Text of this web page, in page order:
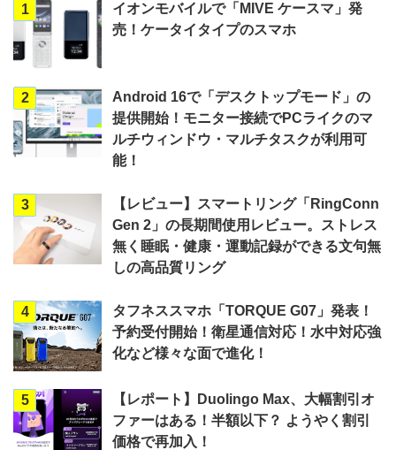
1
イオンモバイルで「MIVE ケースマ」発
売！ケータイタイプのスマホ
2
Android 16で「デスクトップモード」の
提供開始！モニター接続でPCライクのマ
ルチウィンドウ・マルチタスクが利用可
能！
3
【レビュー】スマートリング「RingConn
Gen 2」の長期間使用レビュー。ストレス
無く睡眠・健康・運動記録ができる文句無
しの高品質リング
4
タフネススマホ「TORQUE G07」発表！
予約受付開始！衛星通信対応！水中対応強
化など様々な面で進化！
5
【レポート】Duolingo Max、大幅割引オ
ファーはある！半額以下？ ようやく割引
価格で再加入！